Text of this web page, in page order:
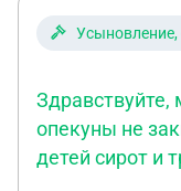
Усыновление,
опекуны не
детей сирот и